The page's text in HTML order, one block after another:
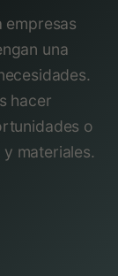
empresas
una
hacer
o
materiales.